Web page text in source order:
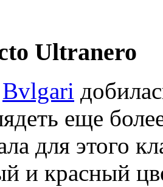
Ultranero
Bvlgari
еще
для этого
и красный